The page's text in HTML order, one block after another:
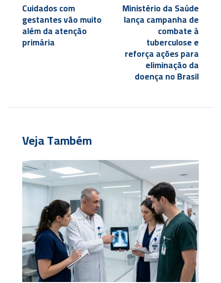
Cuidados com
gestantes vão muito
além da atenção
primária
Ministério da Saúde
lança campanha de
combate à
tuberculose e
reforça ações para
eliminação da
doença no Brasil
Veja Também